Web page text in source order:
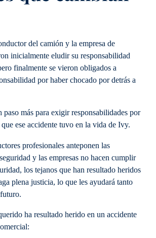
del camión y la empresa de
inicialmente eludir su responsabilidad
finalmente se vieron obligados a
por haber chocado por detrás a
paso más para exigir responsabilidades por
ese accidente tuvo en la vida de Ivy.
profesionales anteponen las
y las empresas no hacen cumplir
los tejanos que han resultado heridos
plena justicia, lo que les ayudará tanto
ha resultado herido en un accidente